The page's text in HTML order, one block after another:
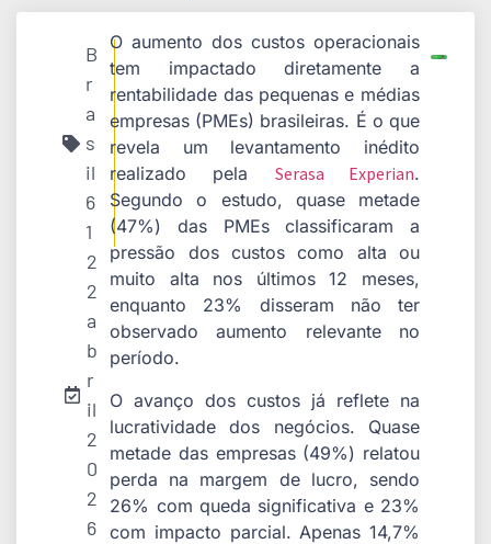
B
r
a
s
il
6
1
2
2
a
b
r
il
2
0
2
6
O aumento dos custos operacionais
tem impactado diretamente a
rentabilidade das pequenas e médias
empresas (PMEs) brasileiras. É o que
revela um levantamento inédito
realizado pela Serasa Experian.
Segundo o estudo, quase metade
(47%) das PMEs classificaram a
pressão dos custos como alta ou
muito alta nos últimos 12 meses,
enquanto 23% disseram não ter
observado aumento relevante no
período.
O avanço dos custos já reflete na
lucratividade dos negócios. Quase
metade das empresas (49%) relatou
perda na margem de lucro, sendo
26% com queda significativa e 23%
com impacto parcial. Apenas 14,7%